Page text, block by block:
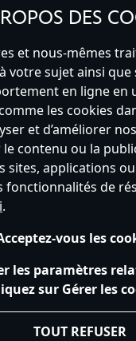
d’utilisation
de respect de la vie privée
Notice relative à la
de vente
DES
et nous-mêmes
votre sujet ainsi que
en ligne en
les cookies
et d’améliorer
contenu ou la
sites, applications
de
.
vous les
les paramètres
sur Gérer les
TOUT REFUSER